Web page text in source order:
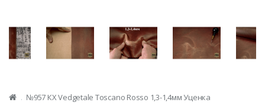
№957 КХ Vedgetale Toscano Rosso 1,3-1,4мм Уценка